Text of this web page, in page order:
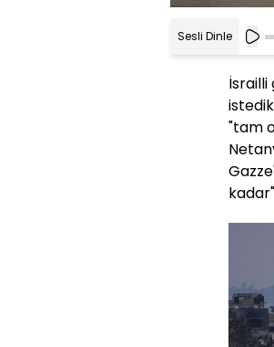
Sesli Dinle
İsrailli
"tam